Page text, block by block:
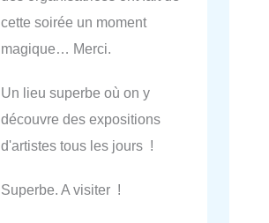
cette soirée un moment
magique… Merci.
Un lieu superbe où on y
découvre des expositions
d'artistes tous les jours !
Superbe. A visiter !